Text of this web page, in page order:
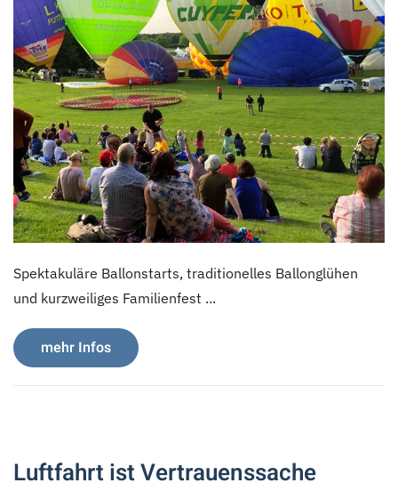
Spektakuläre Ballonstarts, traditionelles Ballonglühen
und kurzweiliges Familienfest ...
mehr Infos
Luftfahrt ist Vertrauenssache